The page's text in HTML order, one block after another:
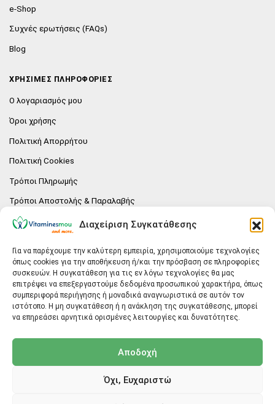
Διαχείριση Συγκατάθεσης
Για να παρέχουμε την καλύτερη εμπειρία, χρησιμοποιούμε τεχνολογίες
όπως cookies για την αποθήκευση ή/και την πρόσβαση σε πληροφορίες
συσκευών. Η συγκατάθεση για τις εν λόγω τεχνολογίες θα μας
επιτρέψει να επεξεργαστούμε δεδομένα προσωπικού χαρακτήρα, όπως
συμπεριφορά περιήγησης ή μοναδικά αναγνωριστικά σε αυτόν τον
ιστότοπο. Η μη συγκατάθεση ή η ανάκληση της συγκατάθεσης, μπορεί
να επηρεάσει αρνητικά ορισμένες λειτουργίες και δυνατότητες.
Αποδοχή
Όχι, Ευχαριστώ
e-Shop
Συχνές ερωτήσεις (FAQs)
Blog
ΧΡΗΣΙΜΕΣ ΠΛΗΡΟΦΟΡΙΕΣ
Ο λογαριασμός μου
Όροι χρήσης
Πολιτική Απορρήτου
Πολιτική Cookies
Τρόποι Πληρωμής
Τρόποι Αποστολής & Παραλαβής
Πολιτική επιστροφών
E-SHOP
Vitaminesmou.gr.
Άγιος Δημήτριος T.K.17236
Αττική
Copyright ©2026 Vitaminesmou.gr